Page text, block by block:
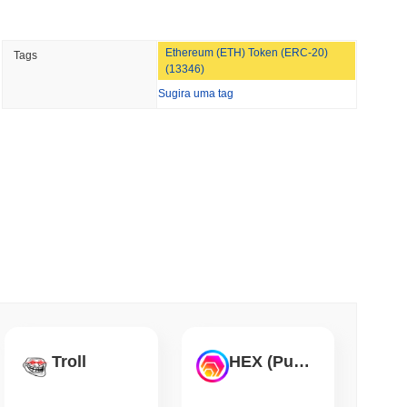
de Fundos de Dinheiro Europeus para o
Para Stablecoins Com Acordo de
Tags
Ethereum (ETH) Token (ERC-20)
(13346)
Sugira uma tag
Troll HEX (Pulsechain)